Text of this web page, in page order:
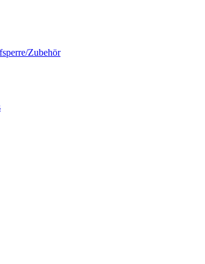
Zubehör